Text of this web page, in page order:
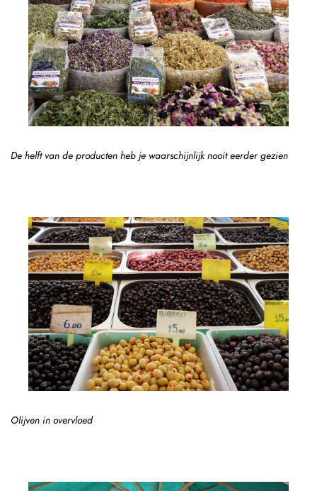
De helft van de producten heb je waarschijnlijk nooit eerder gezien
Olijven in overvloed